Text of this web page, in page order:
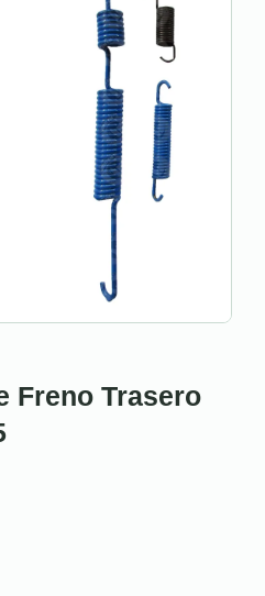
Freno Trasero